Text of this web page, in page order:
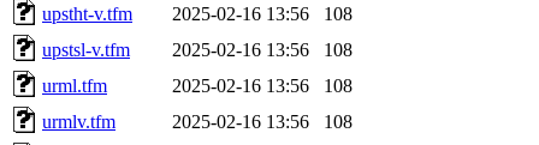
upstht-v.tfm
2025-02-16 13:56
108
upstsl-v.tfm
2025-02-16 13:56
108
urml.tfm
2025-02-16 13:56
108
urmlv.tfm
2025-02-16 13:56
108